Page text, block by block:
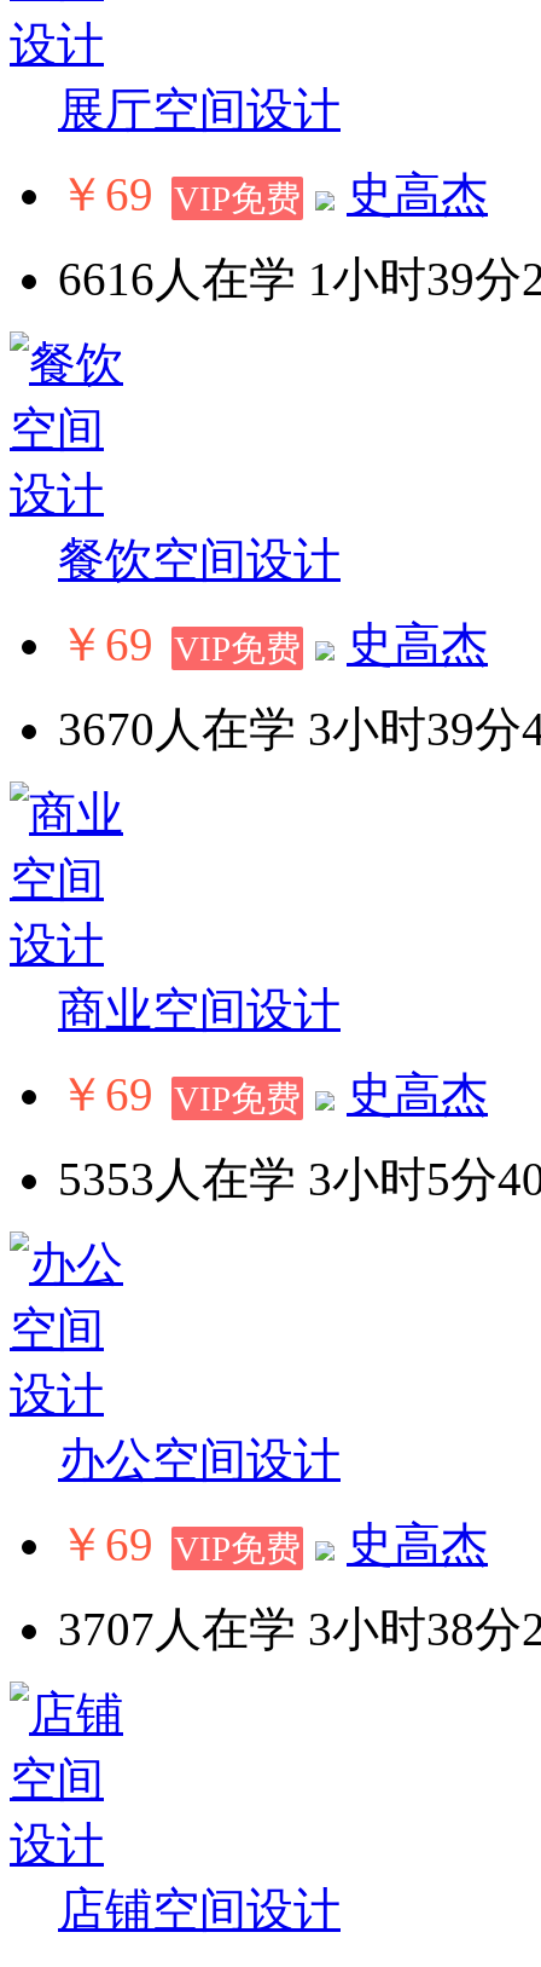
展厅空间设计
￥69 VIP免费
史高杰
6616人在学 1小时39分
餐饮空间设计
￥69 VIP免费
史高杰
3670人在学 3小时39分
商业空间设计
￥69 VIP免费
史高杰
5353人在学 3小时5分
办公空间设计
￥69 VIP免费
史高杰
3707人在学 3小时38分
店铺空间设计